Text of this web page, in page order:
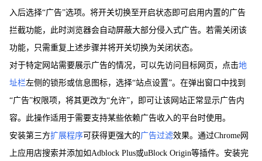
入后选择“广告”选项。将开关切换至开启状态即可启用内置的广告
拦截功能，此时浏览器会自动屏蔽大部分侵入式广告。若需关闭该
功能，只需重复上述步骤并将开关切换为关闭状态。
对于特定网站需要展示广告的情况，可以先访问目标网页，点击地
址栏左侧的锁形或信息图标，选择“站点设置”。在弹出窗口中找到
“广告”权限项，将其更改为“允许”，即可让该网站正常显示广告内
容。此操作适用于需要支持某些依赖广告收入的平台时使用。
安装第三方扩展程序可获得更强大的广告过滤效果。通过Chrome网
上应用店搜索并添加如Adblock Plus或uBlock Origin等插件。安装完